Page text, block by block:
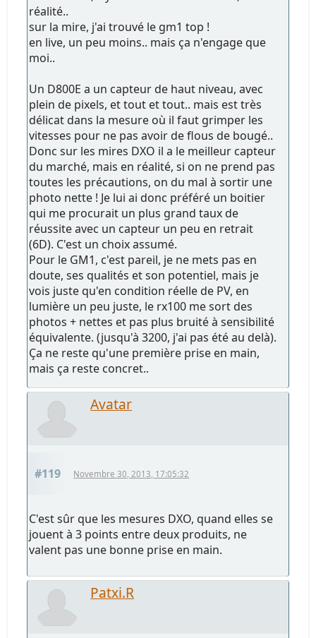
réalité..
sur la mire, j'ai trouvé le gm1 top !
en live, un peu moins.. mais ça n'engage que
moi..
Un D800E a un capteur de haut niveau, avec
plein de pixels, et tout et tout.. mais est très
délicat dans la mesure où il faut grimper les
vitesses pour ne pas avoir de flous de bougé..
Donc sur les mires DXO il a le meilleur capteur
du marché, mais en réalité, si on ne prend pas
toutes les précautions, on du mal à sortir une
photo nette ! Je lui ai donc préféré un boitier
qui me procurait un plus grand taux de
réussite avec un capteur un peu en retrait
(6D). C'est un choix assumé.
Pour le GM1, c'est pareil, je ne mets pas en
doute, ses qualités et son potentiel, mais je
vois juste qu'en condition réelle de PV, en
lumière un peu juste, le rx100 me sort des
photos + nettes et pas plus bruité à sensibilité
équivalente. (jusqu'à 3200, j'ai pas été au delà).
Ça ne reste qu'une première prise en main,
mais ça reste concret..
Avatar
#119 Novembre 30, 2013, 17:05:32
C'est sûr que les mesures DXO, quand elles se
jouent à 3 points entre deux produits, ne
valent pas une bonne prise en main.
Patxi.R